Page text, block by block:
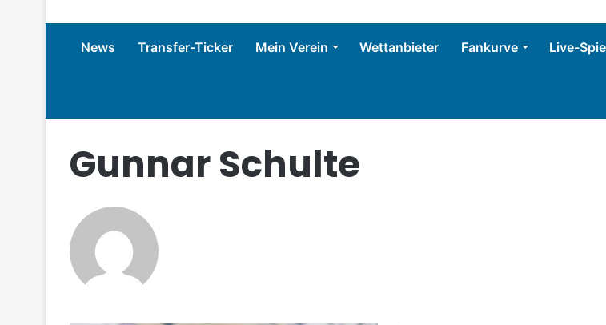
News Transfer-Ticker Mein Verein Wettanbieter Fankurve Live-
Gunnar Schulte